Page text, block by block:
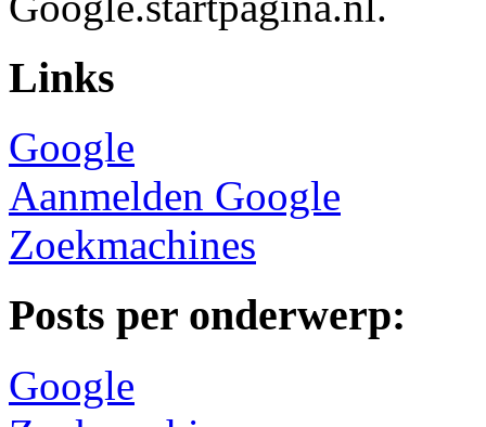
Links
Google
Aanmelden Google
Zoekmachines
Posts per onderwerp:
Google